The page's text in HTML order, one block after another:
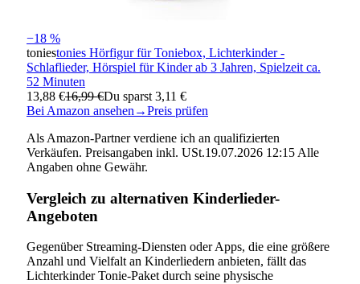
−18 %
toniestonies Hörfigur für Toniebox, Lichterkinder -
Schlaflieder, Hörspiel für Kinder ab 3 Jahren, Spielzeit ca.
52 Minuten
13,88 €16,99 €Du sparst 3,11 €
Bei Amazon ansehen →Preis prüfen
Als Amazon-Partner verdiene ich an qualifizierten
Verkäufen. Preisangaben inkl. USt.19.07.2026 12:15 Alle
Angaben ohne Gewähr.
Vergleich zu alternativen Kinderlieder-
Angeboten
Gegenüber Streaming-Diensten oder Apps, die eine größere
Anzahl und Vielfalt an Kinderliedern anbieten, fällt das
Lichterkinder Tonie-Paket durch seine physische